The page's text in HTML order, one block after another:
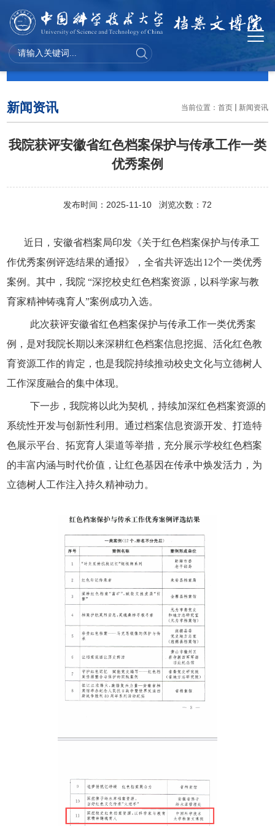
新闻资讯
新闻资讯 当前位置： 首页 新闻资讯
我院获评安徽省红色档案保护与传承工作一类
优秀案例
发布时间：2025-11-10 浏览次数： 72
近日，安徽省档案局印发《关于红色档案保护与传承工
作优秀案例评选结果的通报》，全省共评选出12个一类优秀
案例。其中，我院 “深挖校史红色档案资源，以科学家与教
育家精神铸魂育人”案例成功入选。
此次获评安徽省红色档案保护与传承工作一类优秀案
例，是对我院长期以来深耕红色档案信息挖掘、活化红色教
育资源工作的肯定，也是我院持续推动校史文化与立德树人
工作深度融合的集中体现。
下一步，我院将以此为契机，持续加深红色档案资源的
系统性开发与创新性利用。通过档案信息资源开发、打造特
色展示平台、拓宽育人渠道等举措，充分展示学校红色档案
的丰富内涵与时代价值，让红色基因在传承中焕发活力，为
立德树人工作注入持久精神动力。